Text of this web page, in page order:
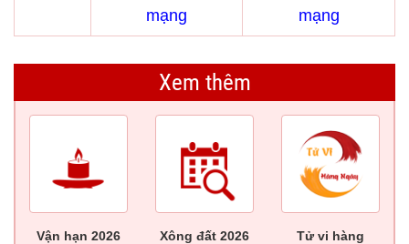
mạng
mạng
Xem thêm
Vận hạn 2026 Xông đất 2026
Tử vi hàng